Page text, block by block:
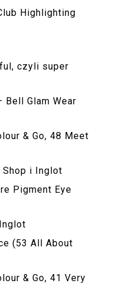
Highlighting
czyli super
Bell Glam Wear
& Go, 48 Meet
Shop i Inglot
Pigment Eye
(53 All About
& Go, 41 Very